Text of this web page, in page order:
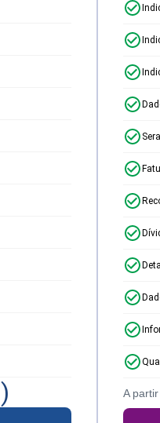
) A